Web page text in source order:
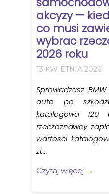
akcyzy —
co musi
wybrac
2026 roku
13 KWIETNIA 2026
Sprowadzasz
auto po
katalogowa
rzeczoznawcy
wartosci
zl....
Czytaj więcej →